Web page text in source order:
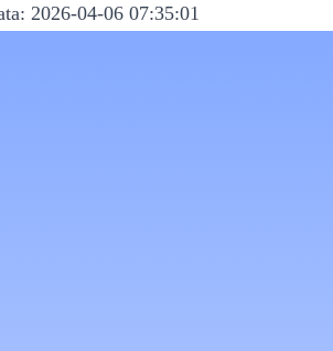
2026-04-06 07:35:01